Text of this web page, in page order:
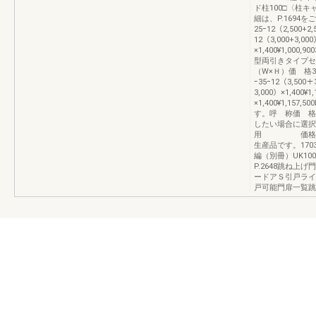
ド柱100□〈柱キ
細は、P.1694を
25ｰ12（
12（3,000+3,000
型両引きタイプ
（W×Ｈ）価 格
ｰ35ｰ12（3,500
3,000）
す。呼 称価 格
したい場合に選
用 価格表オ
生産品です。
編（別冊）
P.2648跳ね上げ
ードアＳ引戸ラ
戸可能門扉一覧